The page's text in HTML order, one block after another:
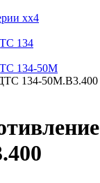
хх4
134
134-50М
134-50М.В3.400